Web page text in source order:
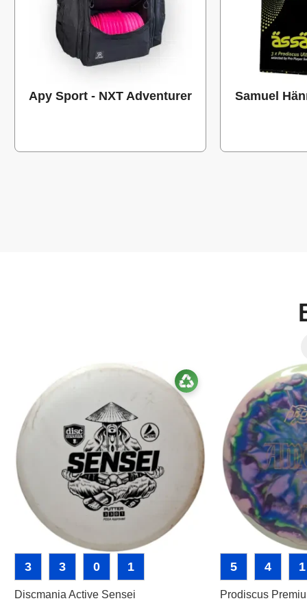
Apy Sport - NXT Adventurer Samuel
3 3 0 1
Discmania Active Sensei
5 4 1
Prodiscus